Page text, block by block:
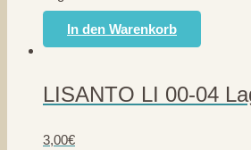
In den Warenkorb
LISANTO LI 00-04
3,00€